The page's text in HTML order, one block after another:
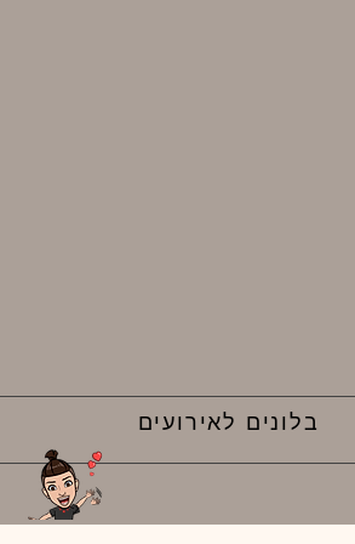
בלונים לאירועים